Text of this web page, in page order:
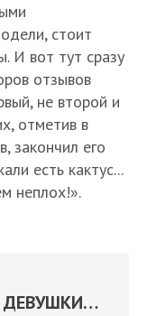
стоит
И вот тут сразу
отзывов
не второй и
отметив в
закончил его
есть кактус...
неплох!».
ДЕВУШКИ…